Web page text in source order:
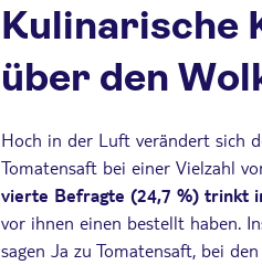
Kulinarische
über den
Hoch in der Luft verändert sich
Tomatensaft bei einer Vielzahl
vierte Befragte (24,7 %) trinkt
vor ihnen einen bestellt haben.
sagen Ja zu Tomatensaft, bei